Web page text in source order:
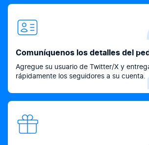
Comuníquenos los detalles del
Agregue su usuario de Twitter/X y
rápidamente los seguidores a su cuenta.